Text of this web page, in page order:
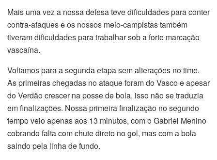
Mais uma vez a nossa defesa teve dificuldades para conter
contra-ataques e os nossos meio-campistas também
tiveram dificuldades para trabalhar sob a forte marcação
vascaína.
Voltamos para a segunda etapa sem alterações no time.
As primeiras chegadas no ataque foram do Vasco e apesar
do Verdão crescer na posse de bola, isso não se traduzia
em finalizações. Nossa primeira finalização no segundo
tempo veio apenas aos 13 minutos, com o Gabriel Menino
cobrando falta com chute direto no gol, mas com a bola
saindo pela linha de fundo.